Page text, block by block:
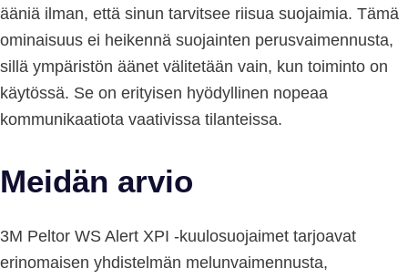
ääniä ilman, että sinun tarvitsee riisua suojaimia. Tämä
ominaisuus ei heikennä suojainten perusvaimennusta,
sillä ympäristön äänet välitetään vain, kun toiminto on
käytössä. Se on erityisen hyödyllinen nopeaa
kommunikaatiota vaativissa tilanteissa.
Meidän arvio
3M Peltor WS Alert XPI -kuulosuojaimet tarjoavat
erinomaisen yhdistelmän melunvaimennusta,